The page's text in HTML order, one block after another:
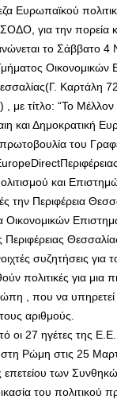
Ευρωπαϊκού
για την πορεία
το Σάββατο 4
Οικονομικών
Καρτάλη
, με τίτλο: “Το Μέλλον
και Δημοκρατική
πρωτοβουλία του
και
την Περιφέρεια
Περιφέρειας
συζητήσεις
πολιτικές για μια
, που να
αριθμούς.
οι 27 ηγέτες της
Ρώμη στις 25
επετείου των
του πολιτικού